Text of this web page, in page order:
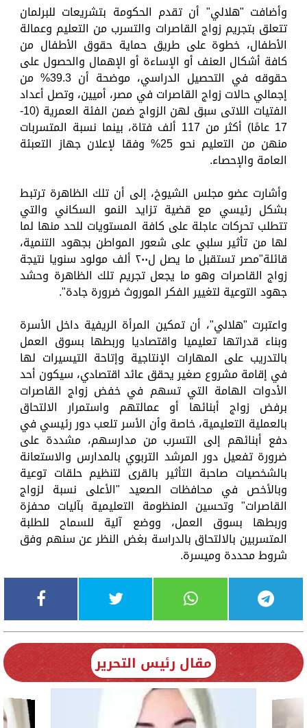
وأضافت "هلالي" أن تقدم الحكومة بتشريعات للبرلمان
تتعلق بتجريم زواج القاصرات والتسرب من التعليم وعمالة
الأطفال، خطوة على طريق حماية حقوق الأطفال من
كافة أشكال العنف أو الإساءة أو الإهمال والحصول على
حقوقه في التحصيل الدراسي، موضحة أن 39.3% من
إجمالي حالات زواج القاصرات في مصر، أميين، وتصل أعداد
الفتيات اللاتى سبق لهن الزواج ضمن الفئة العمرية (10-
17 عامًا) أكثر من 117 ألف فتاة، بينما نسبة المتسربات
منهن من التعليم نحو 25% وفقا لإعلان جهاز التعبئة
العامة والإحصاء.
وأشارت عضو مجلس الشيوخ، إلى أن تلك الظاهرة ترتبط
بشكل رئيسي مع قضية تزايد النمو السكاني والتي
تتطلب تحركات عاجلة على كافة المستويات للحد منها لما
لها من تأثير سلبي على شعور المواطن بجهود التنمية،
قائلة"مصر تستقبل ما يصل ل٢٠٠ ألف مولود سنويا نتيجة
زواج القاصرات وهو ما يجعل تجريم تلك الظاهرة وحشد
جهود التوعية لتغيير الفكر الموروث ضرورة جادة".
واعتبرت "هلالي"، أن تمكين المرأة الريفية داخل الأسرة
وبناء قدراتها تعليميا واقتصاديا وربطها بسوق العمل
بالتدريب على المهارات الإنتاجية وإتاحة التيسيرات لها
في إقامة مشروع صغير يحقق عائد اقتصادي، سيكون أحد
الأدوات الهامة التي تسهم في خفض زواج القاصرات
برفض زواج أبنائها أو عمالتهم واستمرار الالتحاق
بالعملية التعليمية، خاصة وأن الأسر تلعب دور رئيسي في
دفع أبنائهم إلى التسرب من مدارسهم، مشددة على
ضرورة تفعيل دور المرشد التربوي بالمدارس والاستعانة
بالشخصيات صاحبة التأثير بالقرى لتنظيم حلقات توعية
وبالأخص في محافظات الصعيد "الأعلى نسبة لزواج
القاصرات" وتحسين المنظومة التعليمية بآليات محفزة
وربطها بسوق العمل، ووضع آلية للسماح للطلبة
المتسربين بالالتحاق بالدراسة بغض النظر عن سنهم وفق
شروط محددة وميسرة.
مقال رئيس التحرير